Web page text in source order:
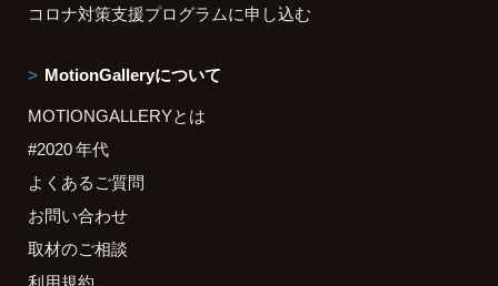
コロナ対策支援プログラムに申し込む
MotionGalleryについて
MOTIONGALLERYとは
#2020 年代
よくあるご質問
お問い合わせ
取材のご相談